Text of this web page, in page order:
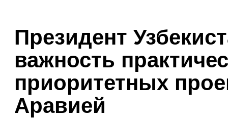
Президент
важность
приоритетных
Аравией